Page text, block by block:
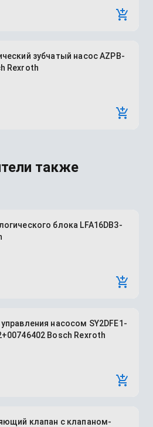
зубчатый насос AZPB-
Rexroth
также
блока LFA16DB3-
насосом SY2DFE1-
Bosch Rexroth
клапан с клапаном-